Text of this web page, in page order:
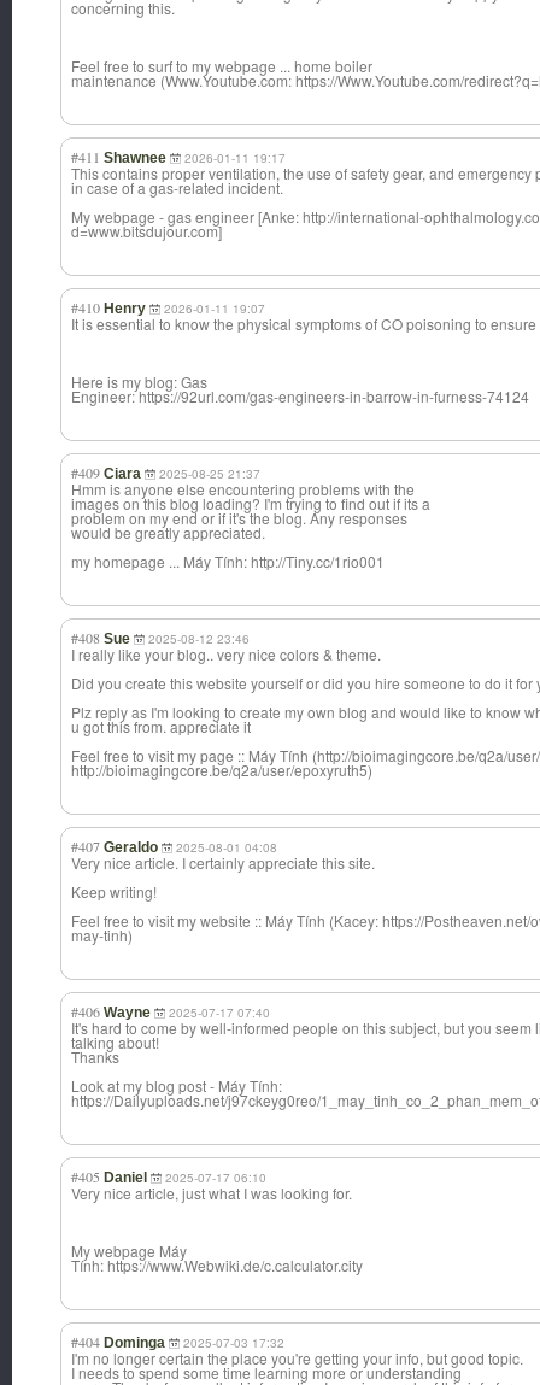
concerning this.
Feel free to surf to my webpage ... home boiler
maintenance (Www.Youtube.com: https://Www.Youtube.com/
#411 Shawnee 2026-01-11 19:17
This contains proper ventilation, the use of safety gear, and emergency
in case of a gas-related incident.
My webpage - gas engineer [Anke: http://international-
d=www.bitsdujour.com]
#410 Henry 2026-01-11 19:07
It is essential to know the physical symptoms of CO poisoning to
Here is my blog: Gas
Engineer: https://92url.com/gas-engineers-in-barrow-in-furness-74124
#409 Ciara 2025-08-25 21:37
Hmm is anyone else encountering problems with the
images on this blog loading? I'm trying to find out if its a
problem on my end or if it's the blog. Any responses
would be greatly appreciated.
my homepage ... Máy Tính: http://Tiny.cc/1rio001
#408 Sue 2025-08-12 23:46
I really like your blog.. very nice colors & theme.
Did you create this website yourself or did you hire someone to do it for
Plz reply as I'm looking to create my own blog and would like to know
u got this from. appreciate it
Feel free to visit my page :: Máy Tính (http://bioimagingcore.be/q2a/
http://bioimagingcore.be/q2a/user/epoxyruth5)
#407 Geraldo 2025-08-01 04:08
Very nice article. I certainly appreciate this site.
Keep writing!
Feel free to visit my website :: Máy Tính (Kacey: https://
may-tinh)
#406 Wayne 2025-07-17 07:40
It's hard to come by well-informed people on this subject, but you seem
talking about!
Thanks
Look at my blog post - Máy Tính:
https://Dailyuploads.net/j97ckeyg0reo/
#405 Daniel 2025-07-17 06:10
Very nice article, just what I was looking for.
My webpage Máy
Tính: https://www.Webwiki.de/c.calculator.city
#404 Dominga 2025-07-03 17:32
I'm no longer certain the place you're getting your info, but good topic.
I needs to spend some time learning more or understanding